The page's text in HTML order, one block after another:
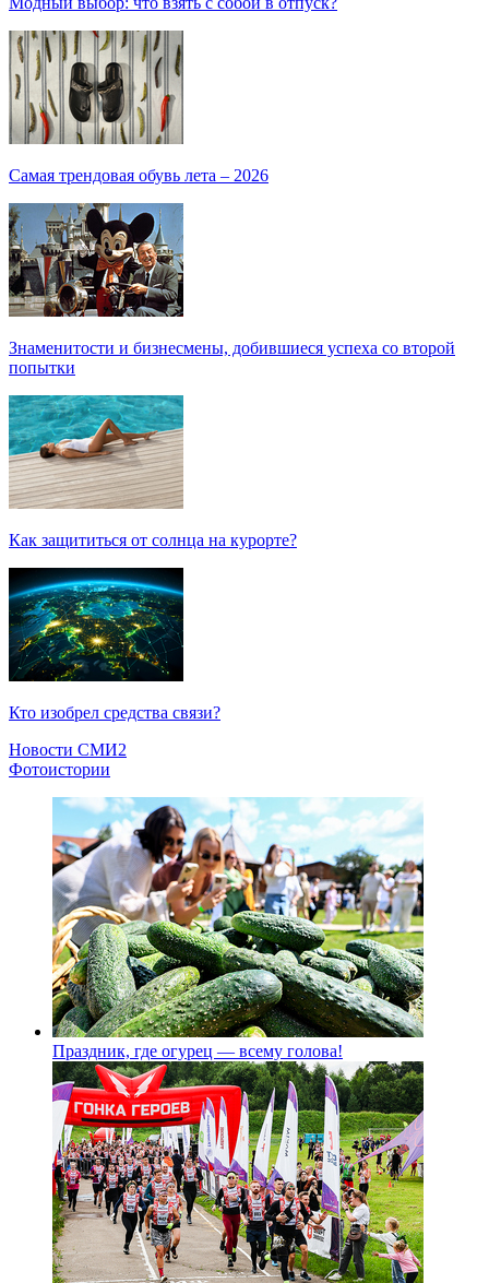
Самая трендовая обувь лета – 2026
Знаменитости и бизнесмены, добившиеся успеха со второй
попытки
Как защититься от солнца на курорте?
Кто изобрел средства связи?
Новости СМИ2
Фотоистории
Праздник, где огурец — всему голова!